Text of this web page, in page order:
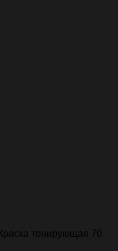
тонирующая 70